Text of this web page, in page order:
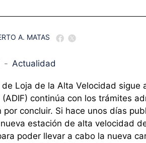
A. MATAS
- Actualidad
de Loja de la Alta Velocidad
(ADIF) continúa con los trámites
por concluir. Si hace unos días
estación de alta velocidad
poder llevar a cabo la nueva